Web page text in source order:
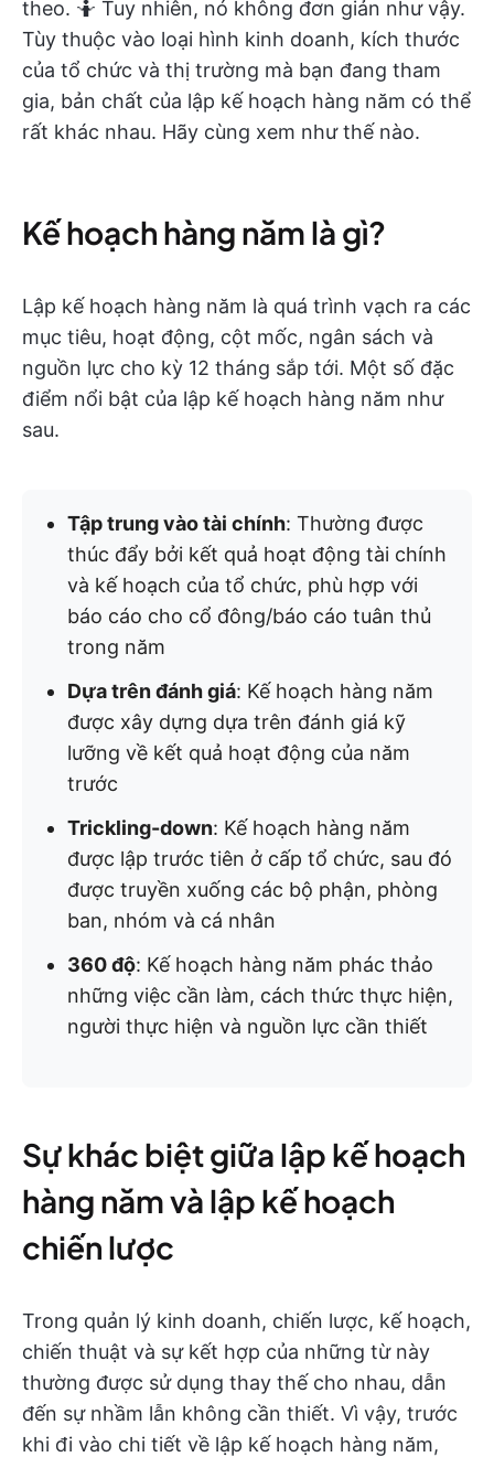
theo. 🤷 Tuy nhiên, nó không đơn giản như vậy.
Tùy thuộc vào loại hình kinh doanh, kích thước
của tổ chức và thị trường mà bạn đang tham
gia, bản chất của lập kế hoạch hàng năm có thể
rất khác nhau. Hãy cùng xem như thế nào.
Kế hoạch hàng năm là gì?
Lập kế hoạch hàng năm là quá trình vạch ra các
mục tiêu, hoạt động, cột mốc, ngân sách và
nguồn lực cho kỳ 12 tháng sắp tới. Một số đặc
điểm nổi bật của lập kế hoạch hàng năm như
sau.
Tập trung vào tài chính: Thường được
thúc đẩy bởi kết quả hoạt động tài chính
và kế hoạch của tổ chức, phù hợp với
báo cáo cho cổ đông/báo cáo tuân thủ
trong năm
Dựa trên đánh giá: Kế hoạch hàng năm
được xây dựng dựa trên đánh giá kỹ
lưỡng về kết quả hoạt động của năm
trước
Trickling-down: Kế hoạch hàng năm
được lập trước tiên ở cấp tổ chức, sau đó
được truyền xuống các bộ phận, phòng
ban, nhóm và cá nhân
360 độ: Kế hoạch hàng năm phác thảo
những việc cần làm, cách thức thực hiện,
người thực hiện và nguồn lực cần thiết
Sự khác biệt giữa lập kế hoạch
hàng năm và lập kế hoạch
chiến lược
Trong quản lý kinh doanh, chiến lược, kế hoạch,
chiến thuật và sự kết hợp của những từ này
thường được sử dụng thay thế cho nhau, dẫn
đến sự nhầm lẫn không cần thiết. Vì vậy, trước
khi đi vào chi tiết về lập kế hoạch hàng năm,